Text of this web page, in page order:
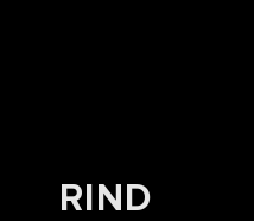
RIND